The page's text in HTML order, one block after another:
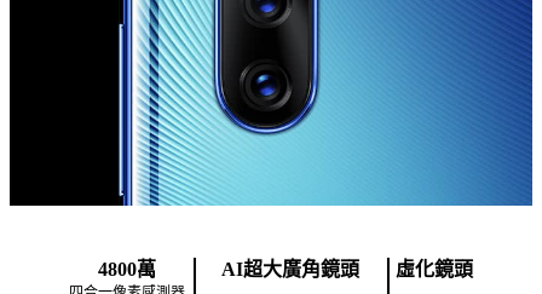
4800萬 AI超大廣角鏡頭 虛化鏡頭